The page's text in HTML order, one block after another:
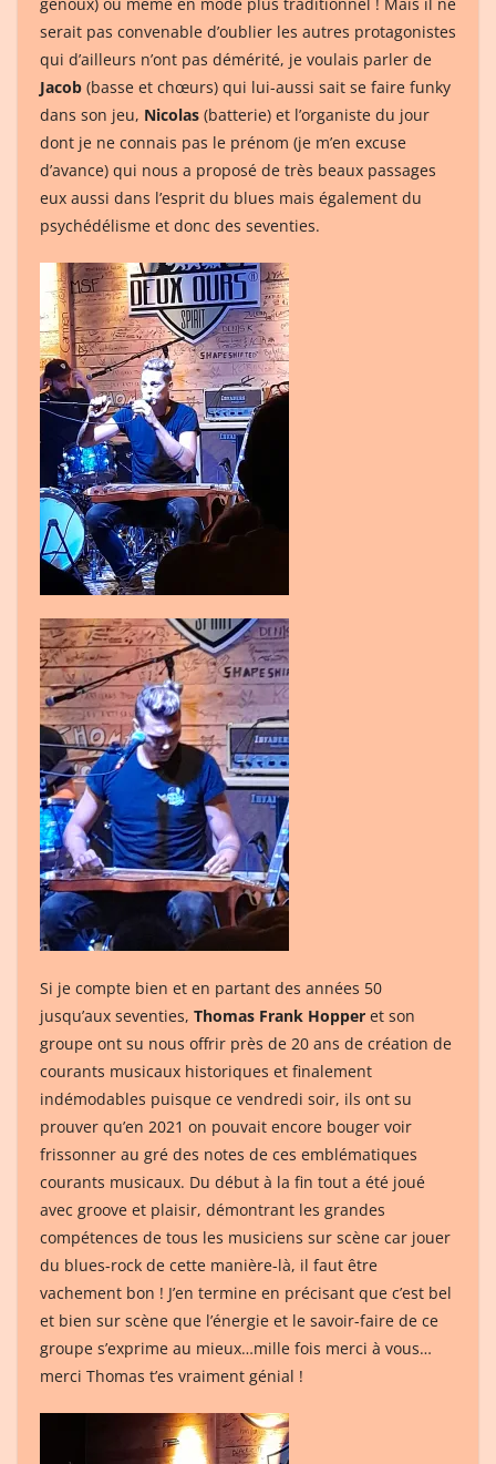
genoux) ou même en mode plus traditionnel ! Mais il ne
serait pas convenable d’oublier les autres protagonistes
qui d’ailleurs n’ont pas démérité, je voulais parler de
Jacob (basse et chœurs) qui lui-aussi sait se faire funky
dans son jeu, Nicolas (batterie) et l’organiste du jour
dont je ne connais pas le prénom (je m’en excuse
d’avance) qui nous a proposé de très beaux passages
eux aussi dans l’esprit du blues mais également du
psychédélisme et donc des seventies.
Si je compte bien et en partant des années 50
jusqu’aux seventies, Thomas Frank Hopper et son
groupe ont su nous offrir près de 20 ans de création de
courants musicaux historiques et finalement
indémodables puisque ce vendredi soir, ils ont su
prouver qu’en 2021 on pouvait encore bouger voir
frissonner au gré des notes de ces emblématiques
courants musicaux. Du début à la fin tout a été joué
avec groove et plaisir, démontrant les grandes
compétences de tous les musiciens sur scène car jouer
du blues-rock de cette manière-là, il faut être
vachement bon ! J’en termine en précisant que c’est bel
et bien sur scène que l’énergie et le savoir-faire de ce
groupe s’exprime au mieux…mille fois merci à vous…
merci Thomas t’es vraiment génial !